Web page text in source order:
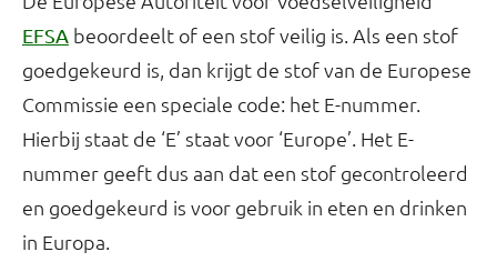
EFSA beoordeelt of een stof veilig is. Als een stof
goedgekeurd is, dan krijgt de stof van de Europese
Commissie een speciale code: het E-nummer.
Hierbij staat de ‘E’ staat voor ‘Europe’. Het E-
nummer geeft dus aan dat een stof gecontroleerd
en goedgekeurd is voor gebruik in eten en drinken
in Europa.